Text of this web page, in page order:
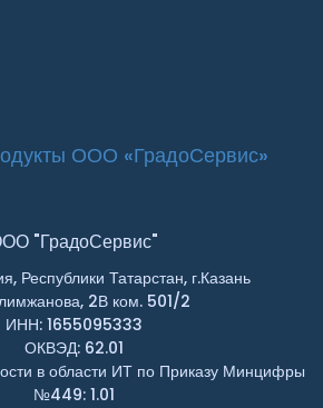
ООО «ГрадоСервис»
"ГрадоСервис"
Республики Татарстан, г.Казань
2В ком. 501/2
ИНН: 1655095333
ОКВЭД: 62.01
в области ИТ по Приказу Минцифры
№449: 1.01